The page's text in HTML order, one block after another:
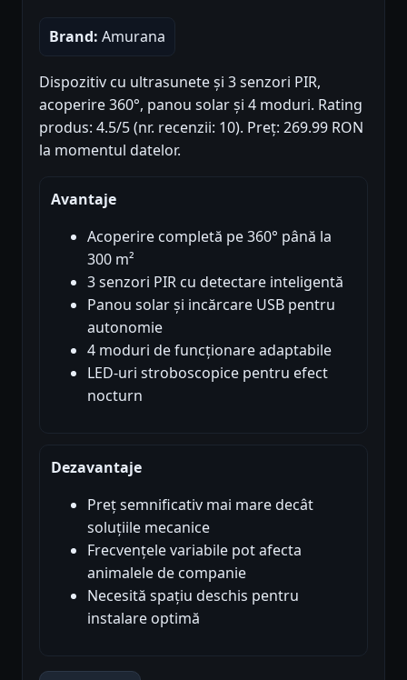
Brand: Amurana
Dispozitiv cu ultrasunete și 3 senzori PIR,
acoperire 360°, panou solar și 4 moduri. Rating
produs: 4.5/5 (nr. recenzii: 10). Preț: 269.99 RON
la momentul datelor.
Avantaje
Acoperire completă pe 360° până la
300 m²
3 senzori PIR cu detectare inteligentă
Panou solar și incărcare USB pentru
autonomie
4 moduri de funcționare adaptabile
LED-uri stroboscopice pentru efect
nocturn
Dezavantaje
Preț semnificativ mai mare decât
soluțiile mecanice
Frecvențele variabile pot afecta
animalele de companie
Necesită spațiu deschis pentru
instalare optimă